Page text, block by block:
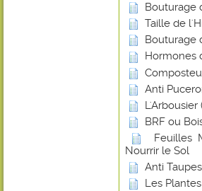
Bouturage
Taille de
Bouturage
Hormones
Anti
BRF ou
Feuilles
Nourrir le Sol
Anti
Les